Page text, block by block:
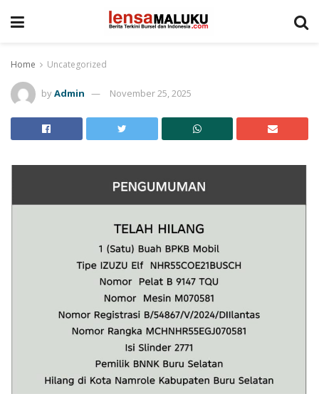
Home Uncategorized
byAdmin November 25, 2025